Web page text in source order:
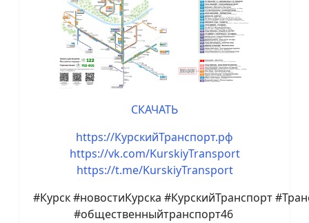
СКАЧАТЬ
https://КурскийТранспорт.рф
https://vk.com/KurskiyTransport
https://t.me/KurskiyTransport
#Курск #новостиКурска #КурскийТранспорт
#общественныйтранспорт46